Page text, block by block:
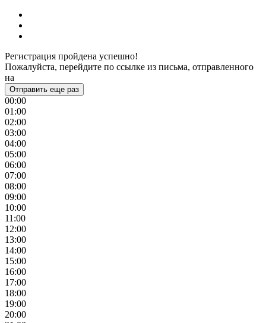
Регистрация пройдена успешно!
Пожалуйста, перейдите по ссылке из письма, отправленного
на
Отправить еще раз
00:00
01:00
02:00
03:00
04:00
05:00
06:00
07:00
08:00
09:00
10:00
11:00
12:00
13:00
14:00
15:00
16:00
17:00
18:00
19:00
20:00